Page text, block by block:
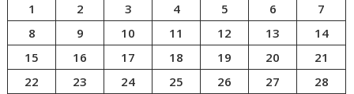
1
2 3 4 5 6
7
8
9 10 11 12 13
14
15
16 17 18 19 20
21
22
23 24 25 26 27
28